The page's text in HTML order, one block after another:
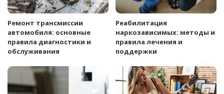
Ремонт трансмиссии
автомобиля: основные
правила диагностики и
обслуживания
Реабилитация
наркозависимых: методы и
правила лечения и
поддержки